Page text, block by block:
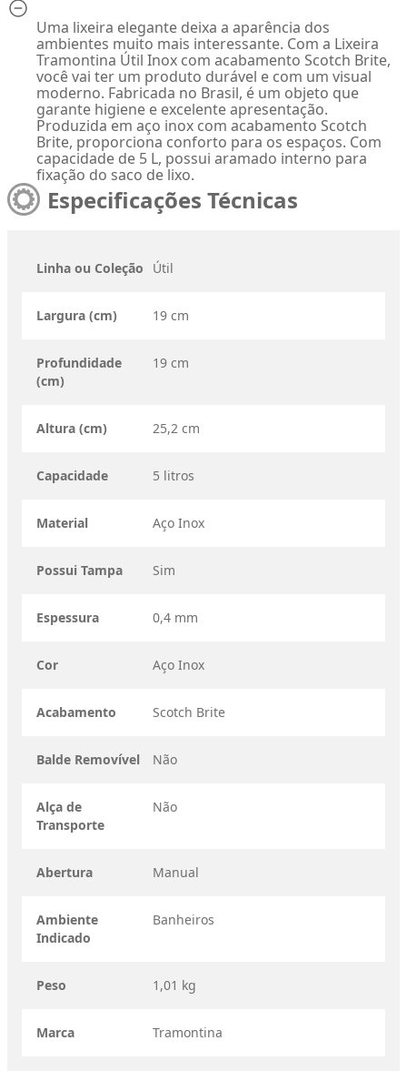
Uma lixeira elegante deixa a aparência dos
ambientes muito mais interessante. Com a Lixeira
Tramontina Útil Inox com acabamento Scotch Brite,
você vai ter um produto durável e com um visual
moderno. Fabricada no Brasil, é um objeto que
garante higiene e excelente apresentação.
Produzida em aço inox com acabamento Scotch
Brite, proporciona conforto para os espaços. Com
capacidade de 5 L, possui aramado interno para
fixação do saco de lixo.
Especificações Técnicas
Linha ou Coleção Útil
Largura (cm) 19 cm
Profundidade
(cm)
19 cm
Altura (cm) 25,2 cm
Capacidade 5 litros
Material Aço Inox
Possui Tampa Sim
Espessura 0,4 mm
Cor Aço Inox
Acabamento Scotch Brite
Balde Removível Não
Alça de
Transporte
Não
Abertura Manual
Ambiente
Indicado
Banheiros
Peso 1,01 kg
Marca Tramontina